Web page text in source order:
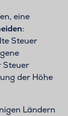
eine
:
Steuer
Steuer
der Höhe
Ländern